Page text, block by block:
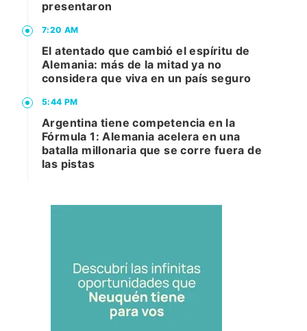
presentaron
7:20 AM
El atentado que cambió el espíritu de
Alemania: más de la mitad ya no
considera que viva en un país seguro
5:44 PM
Argentina tiene competencia en la
Fórmula 1: Alemania acelera en una
batalla millonaria que se corre fuera de
las pistas